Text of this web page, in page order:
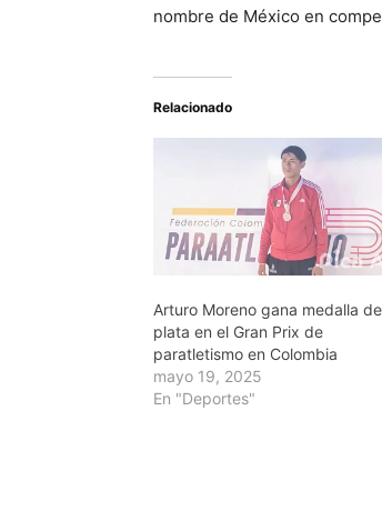
nombre de México en
Relacionado
Arturo Moreno gana medalla de
plata en el Gran Prix de
paratletismo en Colombia
mayo 19, 2025
En "Deportes"